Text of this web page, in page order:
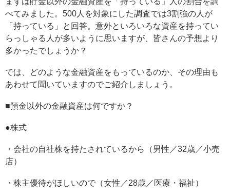
べてみました。500人を対象にした調査では3割強の人が
「持っている」と回答。意外といろいろな資産を持ってい
らっしゃる人が多いように思いますが、皆さんの予想より
多かったでしょうか？
では、どのような金融資産をもっているのか、その理由も
あわせて聞いていますのでご紹介しましょう。
■預金以外の金融資産は何ですか？
●株式
・会社の自社株を持たされているから（男性／32歳／小売
店）
・株主優待がほしいので（女性／28歳／医療・福祉）